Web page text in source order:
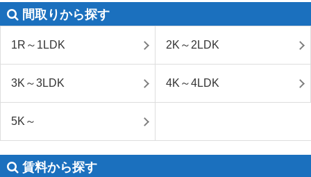
間取りから探す
1R～1LDK 2K～2LDK
3K～3LDK 4K～4LDK
5K～
賃料から探す